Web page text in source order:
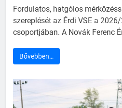
Fordulatos, hatgólos
szereplését az Érdi VSE a
csoportjában. A Novák Ferenc
Bővebben…